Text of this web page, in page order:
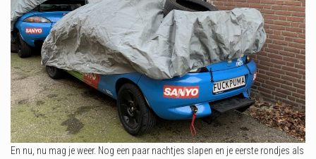
En nu, nu mag je weer. Nog een paar nachtjes slapen en je eerste rondjes als